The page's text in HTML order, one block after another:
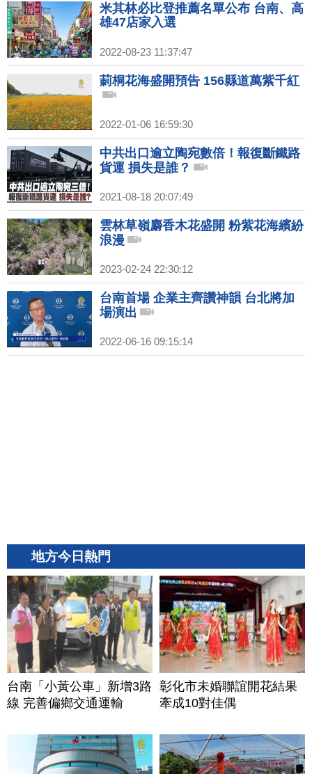
米其林必比登推薦名單公布 台南、高
雄47店家入選
2022-08-23 11:37:47
莿桐花海盛開預告 156縣道萬紫千紅
2022-01-06 16:59:30
中共出口逾立陶宛數倍！報復斷鐵路
貨運 損失是誰？
2021-08-18 20:07:49
雲林草嶺麝香木花盛開 粉紫花海繽紛
浪漫
2023-02-24 22:30:12
台南首場 企業主齊讚神韻 台北將加
場演出
2022-06-16 09:15:14
地方今日熱門
台南「小黃公車」新增3路
線 完善偏鄉交通運輸
彰化市未婚聯誼開花結果
牽成10對佳偶